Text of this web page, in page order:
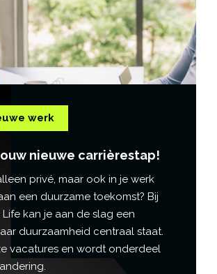
werk
nieuwe carrièrestap!
privé, maar ook in je werk
een duurzame toekomst? Bij
kan je aan de slag een
duurzaamheid centraal staat.
vacatures en wordt onderdeel